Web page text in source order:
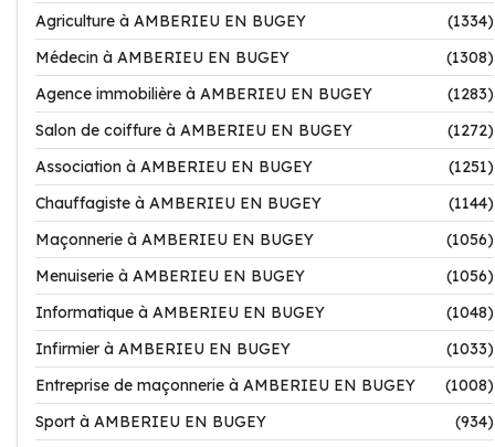
Agriculture à AMBERIEU EN BUGEY
(1334)
Médecin à AMBERIEU EN BUGEY
(1308)
Agence immobilière à AMBERIEU EN BUGEY
(1283)
Salon de coiffure à AMBERIEU EN BUGEY
(1272)
Association à AMBERIEU EN BUGEY
(1251)
Chauffagiste à AMBERIEU EN BUGEY
(1144)
Maçonnerie à AMBERIEU EN BUGEY
(1056)
Menuiserie à AMBERIEU EN BUGEY
(1056)
Informatique à AMBERIEU EN BUGEY
(1048)
Infirmier à AMBERIEU EN BUGEY
(1033)
Entreprise de maçonnerie à AMBERIEU EN BUGEY
(1008)
Sport à AMBERIEU EN BUGEY
(934)